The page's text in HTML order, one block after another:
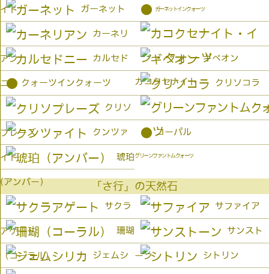
イト ガーネット ● ガーネットインクォーツ
カーネリ
アン
カコクセナイト
カルセド
ニー
ギベオン
● クォーツインクォーツ クリソコラ
クリソ
プレーズ
グリーンファントムクォーツ
クンツァ
イト
● コーパル
琥珀
(アンバー） 「さ行」の天然石
サクラ
アゲート
サファイア
珊瑚
（コーラル）
サンスト
ーン
ジェムシ シトリン